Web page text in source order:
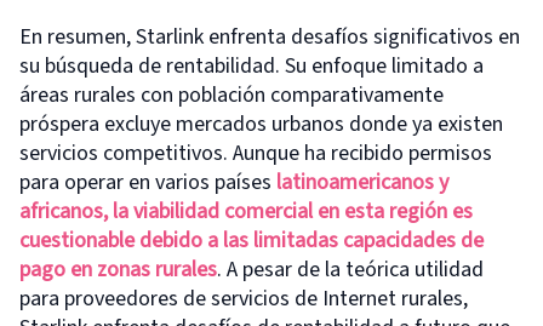
En resumen, Starlink enfrenta desafíos significativos en
su búsqueda de rentabilidad. Su enfoque limitado a
áreas rurales con población comparativamente
próspera excluye mercados urbanos donde ya existen
servicios competitivos. Aunque ha recibido permisos
para operar en varios países latinoamericanos y
africanos, la viabilidad comercial en esta región es
cuestionable debido a las limitadas capacidades de
pago en zonas rurales. A pesar de la teórica utilidad
para proveedores de servicios de Internet rurales,